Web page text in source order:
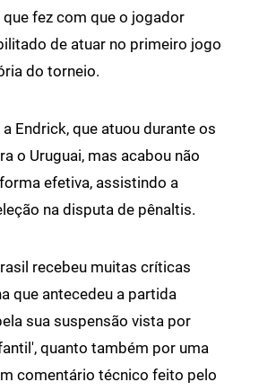
que fez com que o jogador
de atuar no primeiro jogo
do torneio.
Endrick, que atuou durante os
o Uruguai, mas acabou não
efetiva, assistindo a
na disputa de pênaltis.
recebeu muitas críticas
que antecedeu a partida
sua suspensão vista por
quanto também por uma
comentário técnico feito pelo